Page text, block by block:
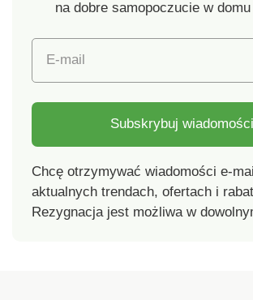
aby
na dobre samopoczucie w domu
E-mail
Subskrybuj wiadomości
Chcę otrzymywać wiadomości e-
aktualnych trendach, ofertach i
Rezygnacja jest możliwa w